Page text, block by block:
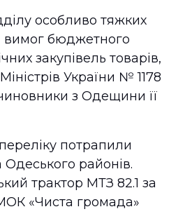
особливо тяжких
вимог бюджетного
закупівель товарів,
України № 1178
з Одещини її
потрапили
районів.
трактор МТЗ 82.1 за
«Чиста громада»